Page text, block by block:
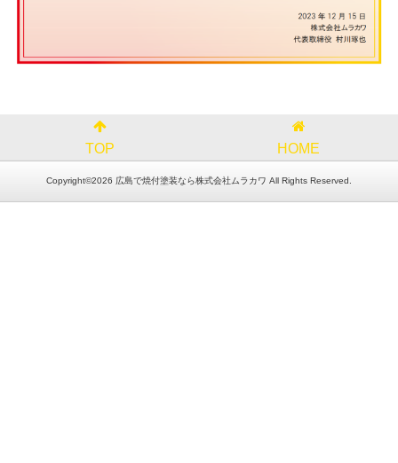
TOP HOME
Copyright©2026 広島で焼付塗装なら株式会社ムラカワ All Rights Reserved.